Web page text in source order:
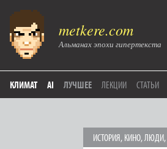
metkere.com
Альманах эпохи гипертекста
КЛИМАТ AI ЛУЧШЕЕ ЛЕКЦИИ СТАТЬИ
ИСТОРИЯ, КИНО,ЛЮДИ,